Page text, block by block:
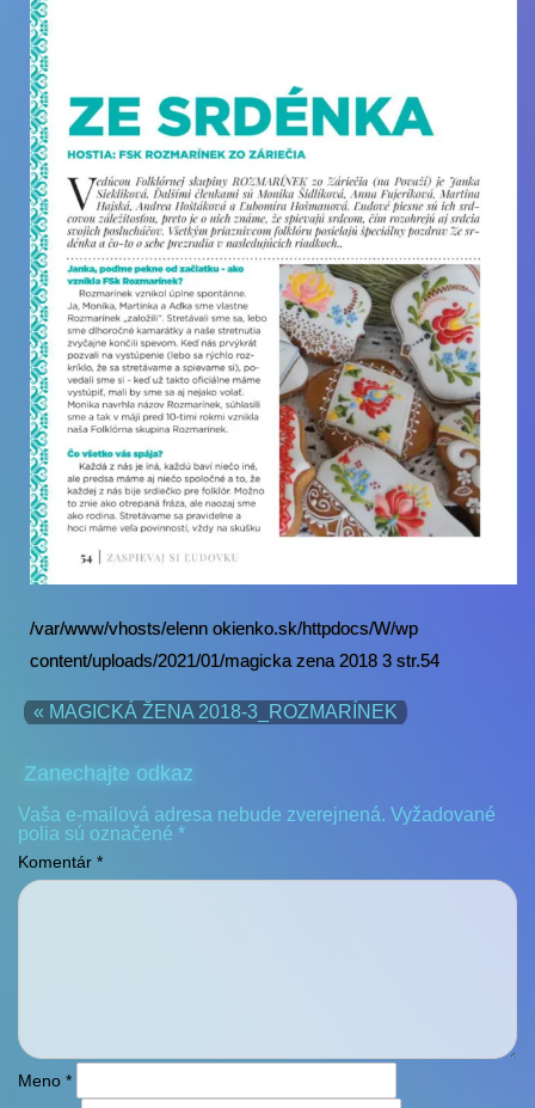
/var/www/vhosts/elenn okienko.sk/httpdocs/W/wp
content/uploads/2021/01/magicka zena 2018 3 str.54
« MAGICKÁ ŽENA 2018-3_ROZMARÍNEK
Zanechajte odkaz
Vaša e-mailová adresa nebude zverejnená. Vyžadované
polia sú označené *
Komentár *
Meno *